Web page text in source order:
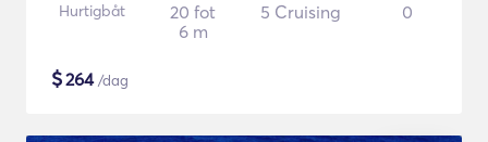
Hurtigbåt
20 fot
6 m
5 Cruising 0
$264/dag